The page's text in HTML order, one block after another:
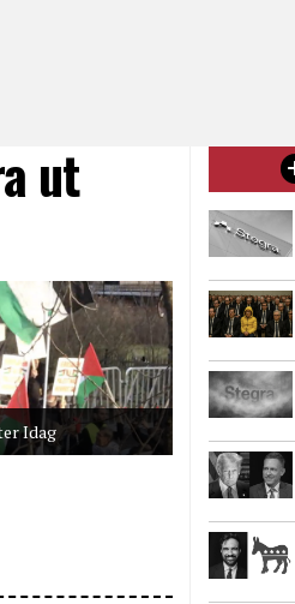
ut
Idag